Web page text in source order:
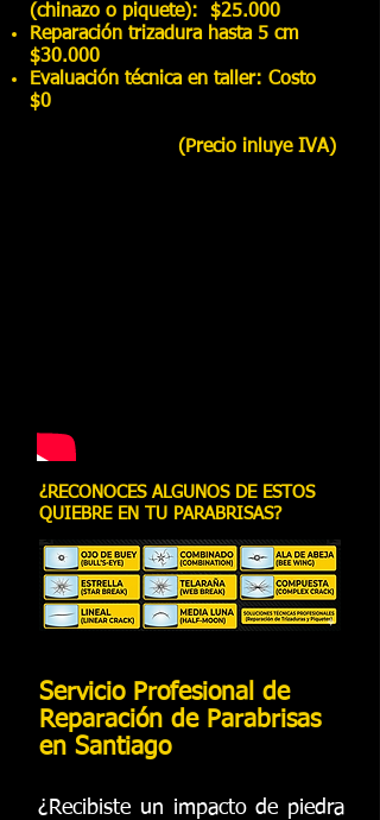
(chinazo o piquete): $25.000
Reparación trizadura hasta 5 cm
$30.000
Evaluación técnica en taller: Costo
$0
(Precio inluye IVA)
¿RECONOCES ALGUNOS DE ESTOS
QUIEBRE EN TU PARABRISAS?
Servicio Profesional de
Reparación de Parabrisas
en Santiago
¿Recibiste un impacto de piedra